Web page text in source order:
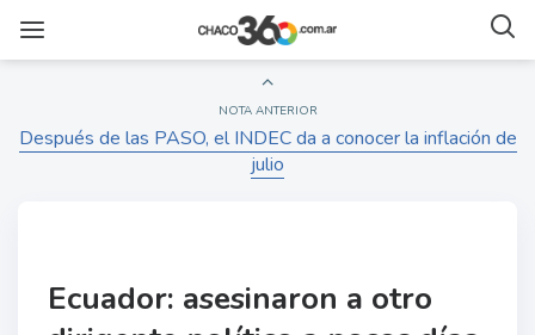
NOTA ANTERIOR
Después de las PASO, el INDEC da a conocer la inflación de
julio
Ecuador: asesinaron a otro